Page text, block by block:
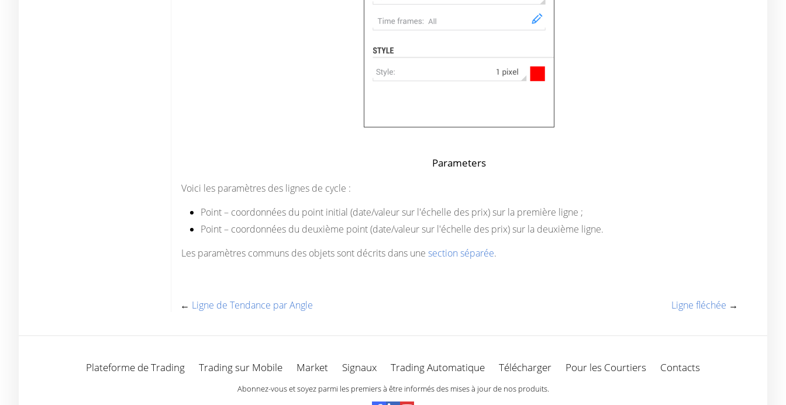
Parameters
Voici les paramètres des lignes de cycle :
Point– coordonnées du point initial (date/valeur sur l'échelle des prix) sur la première ligne ;
Point– coordonnées du deuxième point (date/valeur sur l'échelle des prix) sur la deuxième ligne.
Les paramètres communs des objets sont décrits dans une section séparée.
← Ligne de Tendance par Angle Ligne fléchée →
Plateforme de Trading Trading sur Mobile Market Signaux Trading Automatique Télécharger Pour les Courtiers Contacts
Abonnez-vous et soyez parmi les premiers à être informés des mises à jour de nos produits.